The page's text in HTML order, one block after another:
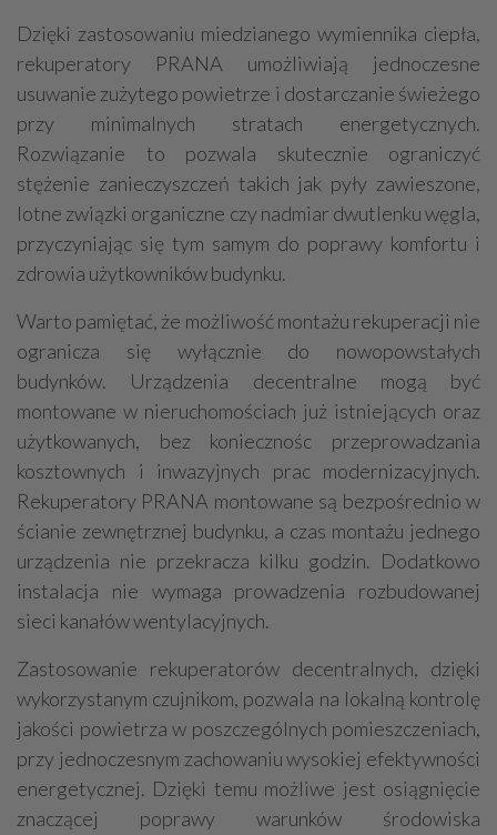
Dzięki zastosowaniu miedzianego wymiennika ciepła,
rekuperatory PRANA umożliwiają jednoczesne
usuwanie zużytego powietrze i dostarczanie świeżego
przy minimalnych stratach energetycznych.
Rozwiązanie to pozwala skutecznie ograniczyć
stężenie zanieczyszczeń takich jak pyły zawieszone,
lotne związki organiczne czy nadmiar dwutlenku węgla,
przyczyniając się tym samym do poprawy komfortu i
zdrowia użytkowników budynku.
Warto pamiętać, że możliwość montażu rekuperacji nie
ogranicza się wyłącznie do nowopowstałych
budynków. Urządzenia decentralne mogą być
montowane w nieruchomościach już istniejących oraz
użytkowanych, bez koniecznośc przeprowadzania
kosztownych i inwazyjnych prac modernizacyjnych.
Rekuperatory PRANA montowane są bezpośrednio w
ścianie zewnętrznej budynku, a czas montażu jednego
urządzenia nie przekracza kilku godzin. Dodatkowo
instalacja nie wymaga prowadzenia rozbudowanej
sieci kanałów wentylacyjnych.
Zastosowanie rekuperatorów decentralnych, dzięki
wykorzystanym czujnikom, pozwala na lokalną kontrolę
jakości powietrza w poszczególnych pomieszczeniach,
przy jednoczesnym zachowaniu wysokiej efektywności
energetycznej. Dzięki temu możliwe jest osiągnięcie
znaczącej poprawy warunków środowiska